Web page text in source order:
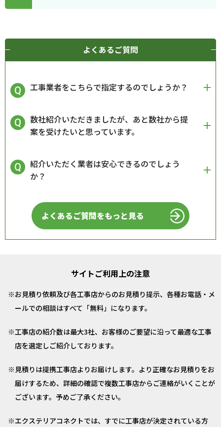
よくあるご質問
工事業者をこちらで指定するのでしょうか？
数社紹介いただきましたが、あと数社から提
案を受けたいと思っています。
紹介いただく業者は安心できるのでしょう
か？
よくあるご質問をもっと見る
サイトご利用上の注意
お見積り依頼及び各工事店からのお見積り提示、各種お電話・メ
ールでの相談はすべて「無料」になります。
工事店の紹介数は最大3社、お客様のご要望に沿って最適な工事
店を選定しご紹介しております。
見積りは提携工事店よりお届けします。より正確なお見積りをお
届けするため、詳細の確認で複数工事店からご連絡がいくことが
ございます。予めご了承ください。
エクステリアコネクトでは、すでに工事店が決定されている方